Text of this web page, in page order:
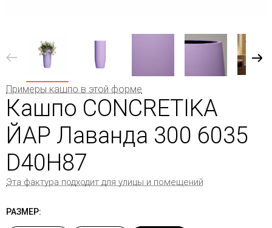
Примеры кашпо в этой форме
Кашпо CONCRETIKA
ЙАР Лаванда 300 6035
D40H87
Эта фактура подходит для улицы и помещений
РАЗМЕР: